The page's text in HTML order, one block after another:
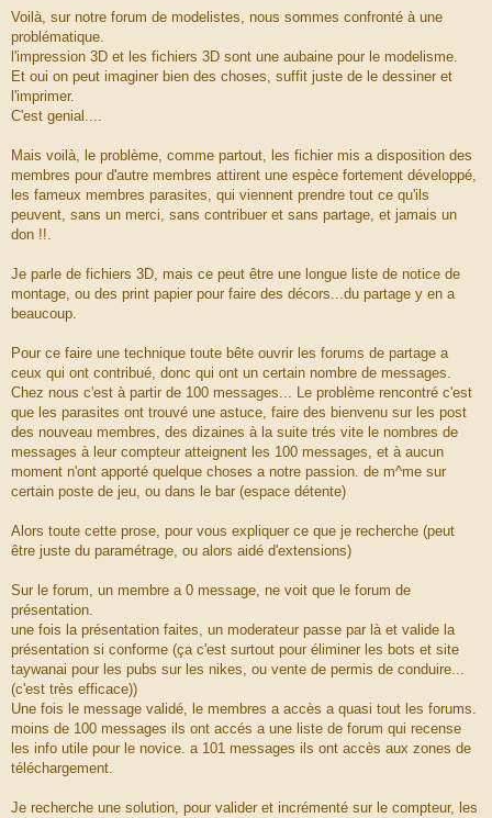
a
g
e
Voilà, sur notre forum de modelistes, nous sommes confronté à une
problématique.
l'impression 3D et les fichiers 3D sont une aubaine pour le modelisme.
Et oui on peut imaginer bien des choses, suffit juste de le dessiner et
l'imprimer.
C'est genial....
Mais voilà, le problème, comme partout, les fichier mis a disposition des
membres pour d'autre membres attirent une espèce fortement développé,
les fameux membres parasites, qui viennent prendre tout ce qu'ils
peuvent, sans un merci, sans contribuer et sans partage, et jamais un
don !!.
Je parle de fichiers 3D, mais ce peut être une longue liste de notice de
montage, ou des print papier pour faire des décors...du partage y en a
beaucoup.
Pour ce faire une technique toute bête ouvrir les forums de partage a
ceux qui ont contribué, donc qui ont un certain nombre de messages.
Chez nous c'est à partir de 100 messages... Le problème rencontré c'est
que les parasites ont trouvé une astuce, faire des bienvenu sur les post
des nouveau membres, des dizaines à la suite trés vite le nombres de
messages à leur compteur atteignent les 100 messages, et à aucun
moment n'ont apporté quelque choses a notre passion. de m^me sur
certain poste de jeu, ou dans le bar (espace détente)
Alors toute cette prose, pour vous expliquer ce que je recherche (peut
être juste du paramétrage, ou alors aidé d'extensions)
Sur le forum, un membre a 0 message, ne voit que le forum de
présentation.
une fois la présentation faites, un moderateur passe par là et valide la
présentation si conforme (ça c'est surtout pour éliminer les bots et site
taywanai pour les pubs sur les nikes, ou vente de permis de conduire...
(c'est très efficace))
Une fois le message validé, le membres a accès a quasi tout les forums.
moins de 100 messages ils ont accés a une liste de forum qui recense
les info utile pour le novice. a 101 messages ils ont accès aux zones de
téléchargement.
Je recherche une solution, pour valider et incrémenté sur le compteur, les